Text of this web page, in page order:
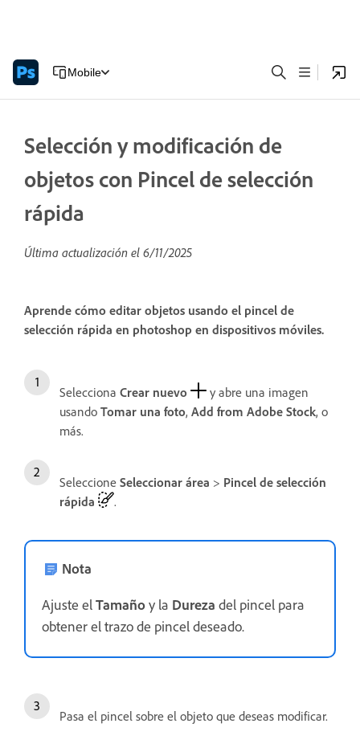
Mobile
Selección y modificación de
objetos con Pincel de selección
rápida
Última actualización el 6/11/2025
Aprende cómo editar objetos usando el pincel de
selección rápida en photoshop en dispositivos móviles.
Selecciona Crear nuevo
y abre una imagen
usando Tomar una foto, Add from Adobe Stock, o
más.
Seleccione Seleccionar área > Pincel de selección
rápida
.
Nota
Ajuste elTamañoy la Dureza del pincel para
obtener el trazo de pincel deseado.
Pasa el pincel sobre el objeto que deseas modificar.